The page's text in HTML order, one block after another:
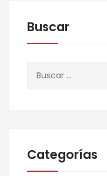
Buscar
Categorías